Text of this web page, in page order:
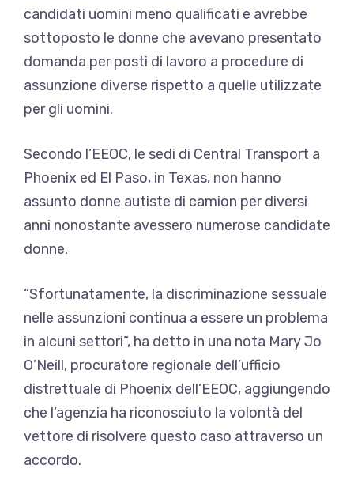
candidati uomini meno qualificati e avrebbe
sottoposto le donne che avevano presentato
domanda per posti di lavoro a procedure di
assunzione diverse rispetto a quelle utilizzate
per gli uomini.
Secondo l’EEOC, le sedi di Central Transport a
Phoenix ed El Paso, in Texas, non hanno
assunto donne autiste di camion per diversi
anni nonostante avessero numerose candidate
donne.
“Sfortunatamente, la discriminazione sessuale
nelle assunzioni continua a essere un problema
in alcuni settori”, ha detto in una nota Mary Jo
O’Neill, procuratore regionale dell’ufficio
distrettuale di Phoenix dell’EEOC, aggiungendo
che l’agenzia ha riconosciuto la volontà del
vettore di risolvere questo caso attraverso un
accordo.